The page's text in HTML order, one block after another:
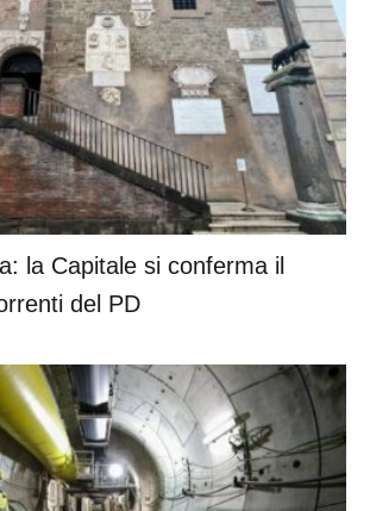
la Capitale si conferma il
del PD